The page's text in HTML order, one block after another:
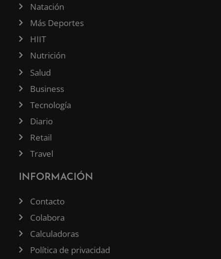
Natación
Más Deportes
HIIT
Nutrición
Salud
Business
Tecnología
Diario
Retail
Travel
INFORMACIÓN
Contacto
Colabora
Calculadoras
Política de privacidad